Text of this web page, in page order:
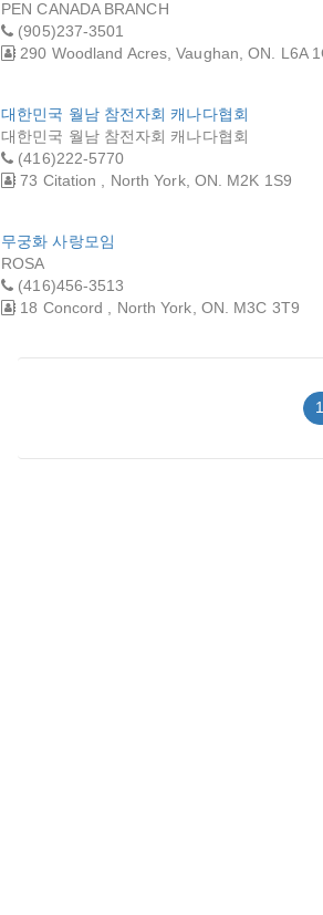
PEN CANADA BRANCH
(905)237-3501
290 Woodland Acres, Vaughan, ON. L6A
대한민국 월남 참전자회 캐나다협회
대한민국 월남 참전자회 캐나다협회
(416)222-5770
73 Citation , North York, ON. M2K 1S9
무궁화 사랑모임
ROSA
(416)456-3513
18 Concord , North York, ON. M3C 3T9
1